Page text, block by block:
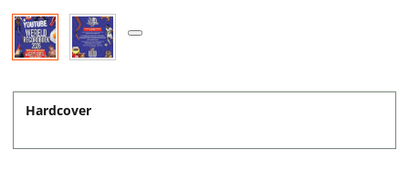
Hardcover